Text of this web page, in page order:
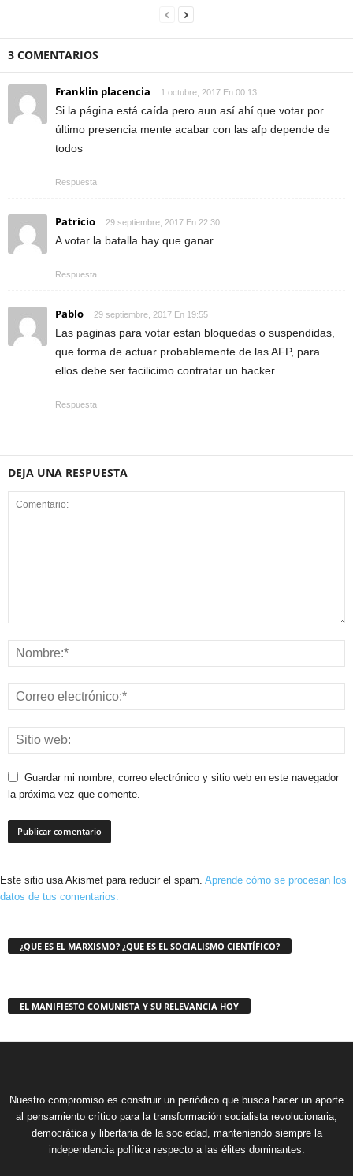
3 COMENTARIOS
Franklin placencia 1 octubre, 2017 En 00:13
Si la página está caída pero aun así ahí que votar por
último presencia mente acabar con las afp depende de
todos
Respuesta
Patricio 29 septiembre, 2017 En 22:30
A votar la batalla hay que ganar
Respuesta
Pablo 29 septiembre, 2017 En 19:55
Las paginas para votar estan bloquedas o suspendidas,
que forma de actuar probablemente de las AFP, para
ellos debe ser facilicimo contratar un hacker.
Respuesta
DEJA UNA RESPUESTA
Guardar mi nombre, correo electrónico y sitio web en este navegador
la próxima vez que comente.
Este sitio usa Akismet para reducir el spam. Aprende cómo se procesan los
datos de tus comentarios.
¿QUE ES EL MARXISMO? ¿QUE ES EL SOCIALISMO CIENTÍFICO?
EL MANIFIESTO COMUNISTA Y SU RELEVANCIA HOY
Nuestro compromiso es construir un periódico que busca hacer un aporte
al pensamiento crítico para la transformación socialista revolucionaria,
democrática y libertaria de la sociedad, manteniendo siempre la
independencia política respecto a las élites dominantes.